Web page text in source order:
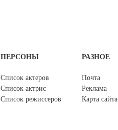
ПЕРСОНЫ
Список актеров
Список актрис
Список режиссеров
РАЗНОЕ
Почта
Реклама
Карта сайта